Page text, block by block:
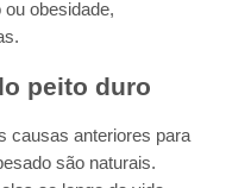
obesidade,
peito duro
causas anteriores para
são naturais.